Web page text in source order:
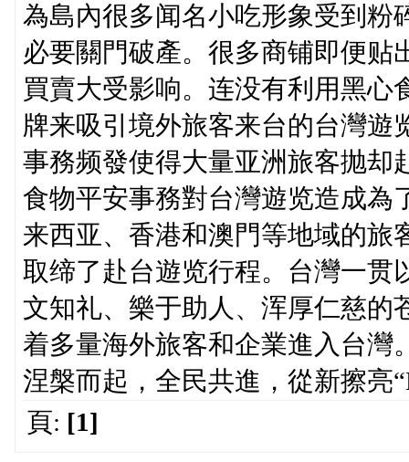
為島內很多闻名小吃形象受到粉
必要關門破產。很多商铺即便贴
買賣大受影响。连没有利用黑心
牌来吸引境外旅客来台的台灣遊
事務频發使得大量亚洲旅客抛却
食物平安事務對台灣遊览造成為
来西亚、香港和澳門等地域的旅
取缔了赴台遊览行程。台灣一贯
文知礼、樂于助人、浑厚仁慈的
着多量海外旅客和企業進入台灣
涅槃而起，全民共進，從新擦亮
頁: [1]